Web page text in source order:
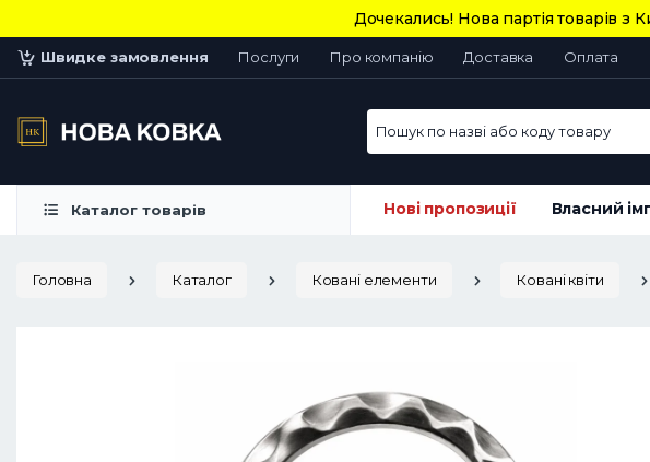
Дочекались! Нова партія товарів
Швидке замовлення Послуги Про компанію Доставка Оплата
Пошук по назві або коду товару
Каталог товарів Нові пропозиції Власний
Головна Каталог Ковані елементи Ковані квіти